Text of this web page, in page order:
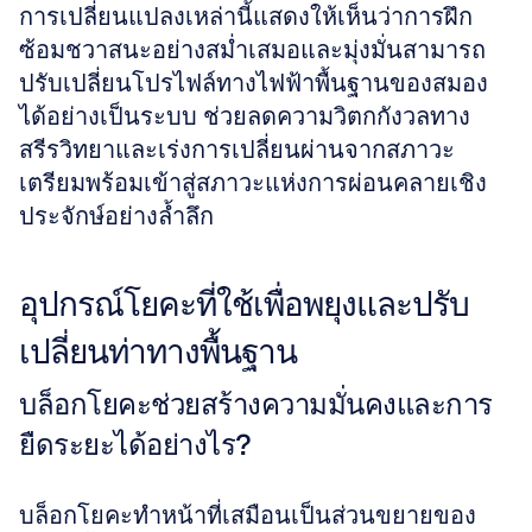
การเปลี่ยนแปลงเหล่านี้แสดงให้เห็นว่าการฝึก
ซ้อมชวาสนะอย่างสม่ำเสมอและมุ่งมั่นสามารถ
ปรับเปลี่ยนโปรไฟล์ทางไฟฟ้าพื้นฐานของสมอง
ได้อย่างเป็นระบบ ช่วยลดความวิตกกังวลทาง
สรีรวิทยาและเร่งการเปลี่ยนผ่านจากสภาวะ
เตรียมพร้อมเข้าสู่สภาวะแห่งการผ่อนคลายเชิง
ประจักษ์อย่างล้ำลึก
อุปกรณ์โยคะที่ใช้เพื่อพยุงและปรับ
เปลี่ยนท่าทางพื้นฐาน
บล็อกโยคะช่วยสร้างความมั่นคงและการ
ยืดระยะได้อย่างไร?
บล็อกโยคะทำหน้าที่เสมือนเป็นส่วนขยายของ